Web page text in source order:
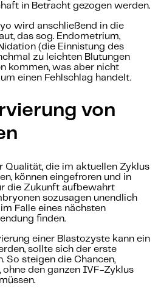
in Betracht gezogen werden.
wird anschließend in die
das sog. Endometrium,
(die Einnistung des
zu leichten Blutungen
kommen, was aber nicht
einen Fehlschlag handelt.
von
Qualität, die im aktuellen Zyklus
können eingefroren und in
die Zukunft aufbewahrt
sozusagen unendlich
Falle eines nächsten
finden.
einer Blastozyste kann ein
sollte sich der erste
So steigen die Chancen,
den ganzen IVF-Zyklus